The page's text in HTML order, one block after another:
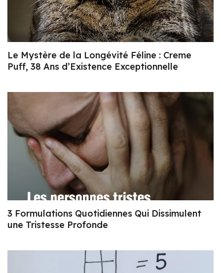
Le Mystère de la Longévité Féline : Creme
Puff, 38 Ans d’Existence Exceptionnelle
3 Formulations Quotidiennes Qui Dissimulent
une Tristesse Profonde